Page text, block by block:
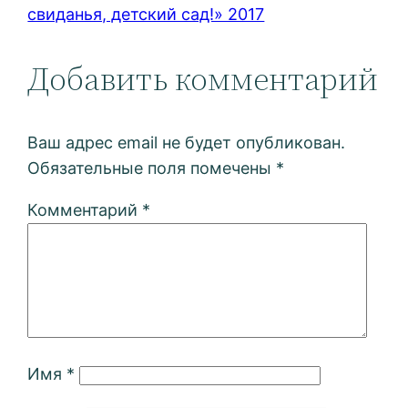
свиданья, детский сад!» 2017
Добавить комментарий
Ваш адрес email не будет опубликован.
Обязательные поля помечены *
Комментарий *
Имя *